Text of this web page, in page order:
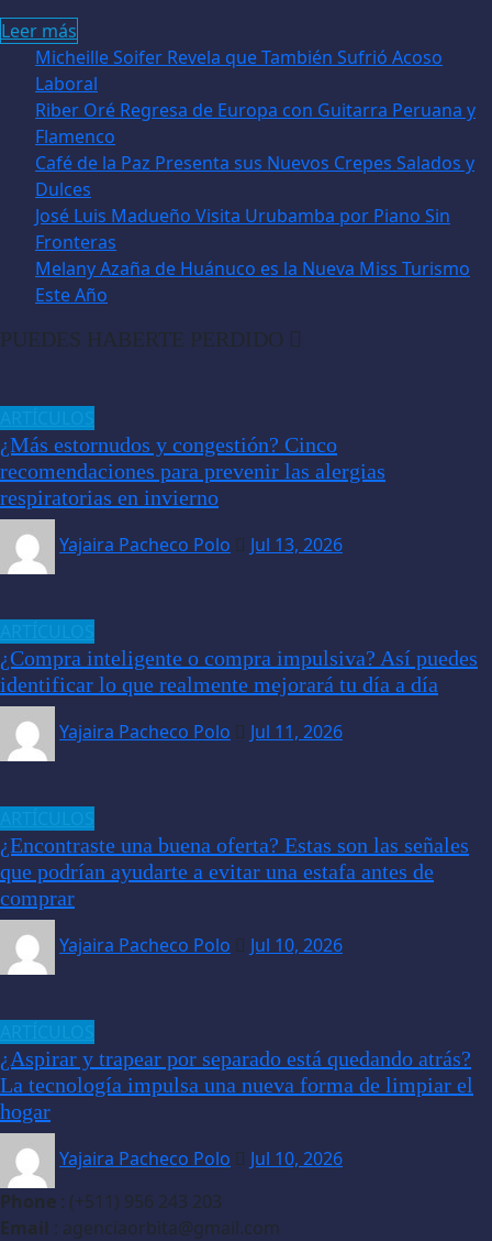
Leer más
Micheille Soifer Revela que También Sufrió Acoso
Laboral
Riber Oré Regresa de Europa con Guitarra Peruana y
Flamenco
Café de la Paz Presenta sus Nuevos Crepes Salados y
Dulces
José Luis Madueño Visita Urubamba por Piano Sin
Fronteras
Melany Azaña de Huánuco es la Nueva Miss Turismo
Este Año
PUEDES HABERTE PERDIDO
¿Más estornudos y congestión? Cinco
recomendaciones para prevenir las alergias
respiratorias en invierno
Yajaira Pacheco Polo
Jul 13, 2026
¿Compra inteligente o compra impulsiva? Así puedes
identificar lo que realmente mejorará tu día a día
Yajaira Pacheco Polo
Jul 11, 2026
¿Encontraste una buena oferta? Estas son las señales
que podrían ayudarte a evitar una estafa antes de
comprar
Yajaira Pacheco Polo
Jul 10, 2026
¿Aspirar y trapear por separado está quedando atrás?
La tecnología impulsa una nueva forma de limpiar el
hogar
Yajaira Pacheco Polo
Jul 10, 2026
Phone : (+511) 956 243 203
Email : agenciaorbita@gmail.com